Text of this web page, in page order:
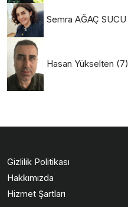
Semra AĞAÇ SUCU
Hasan Yükselten (7)
Gizlilik Politikası
Hakkımızda
Hizmet Şartları